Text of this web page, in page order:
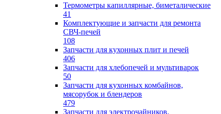
Термометры капиллярные, биметалические
41
Комплектующие и запчасти для ремонта
СВЧ-печей
108
Запчасти для кухонных плит и печей
406
Запчасти для хлебопечей и мультиварок
50
Запчасти для кухонных комбайнов,
мясорубок и блендеров
479
Запчасти для электрочайников,